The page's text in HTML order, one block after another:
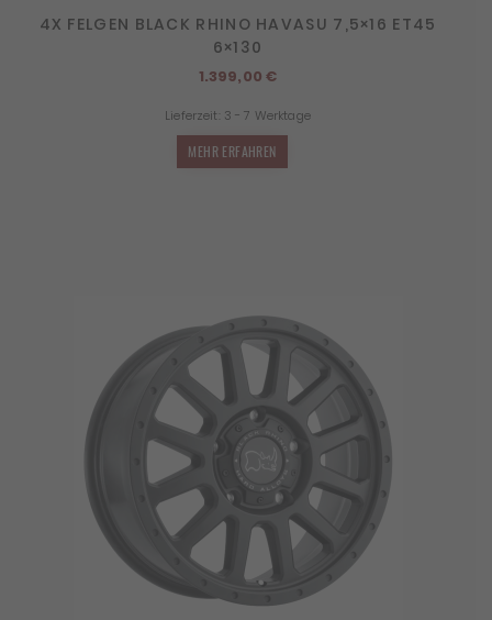
4X FELGEN BLACK RHINO HAVASU 7,5×16 ET45
6×130
1.399,00€
Lieferzeit: 3 - 7 Werktage
MEHR ERFAHREN